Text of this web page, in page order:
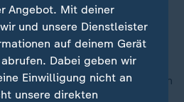
hatte Windkraft den größten
und das sogar vor
Alternative zu fossilen
im Kampf gegen den
Angebot. Mit deiner
und unsere Dienstleister
auf deinem Gerät
Dabei geben wir
Einwilligung nicht an
unsere direkten